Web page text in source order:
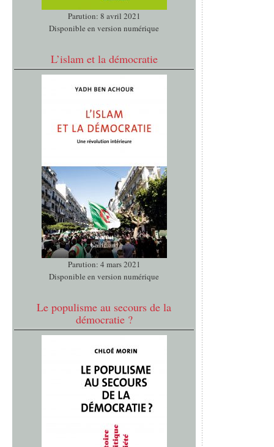
Parution: 8 avril 2021
Disponible en version numérique
L’islam et la démocratie
Parution: 4 mars 2021
Disponible en version numérique
Le populisme au secours de la
démocratie ?